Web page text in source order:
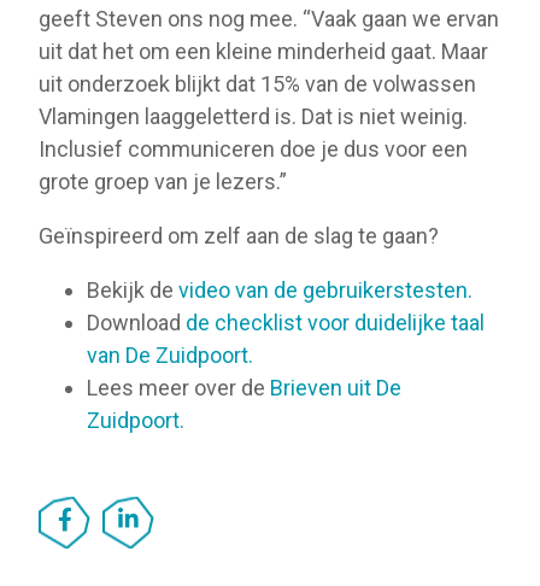
geeft Steven ons nog mee. “Vaak gaan we ervan
uit dat het om een kleine minderheid gaat. Maar
uit onderzoek blijkt dat 15% van de volwassen
Vlamingen laaggeletterd is. Dat is niet weinig.
Inclusief communiceren doe je dus voor een
grote groep van je lezers.”
Geïnspireerd om zelf aan de slag te gaan?
Bekijk de video van de gebruikerstesten.
Download de checklist voor duidelijke taal
van De Zuidpoort.
Lees meer over de Brieven uit De
Zuidpoort.